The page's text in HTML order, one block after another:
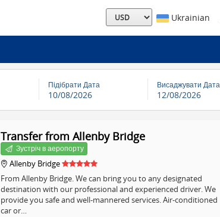
Ukrainian
Підібрати Дата
10/08/2026
Висаджувати Дата
12/08/2026
Transfer from Allenby Bridge
Зустріч в аеропорту
Allenby Bridge
From Allenby Bridge. We can bring you to any designated
destination with our professional and experienced driver. We
provide you safe and well-mannered services. Air-conditioned
car or…